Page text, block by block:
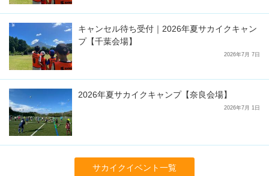
キャンセル待ち受付｜2026年夏サカイクキャン
プ【千葉会場】
2026年7月 7日
2026年夏サカイクキャンプ【奈良会場】
2026年7月 1日
サカイクイベント一覧